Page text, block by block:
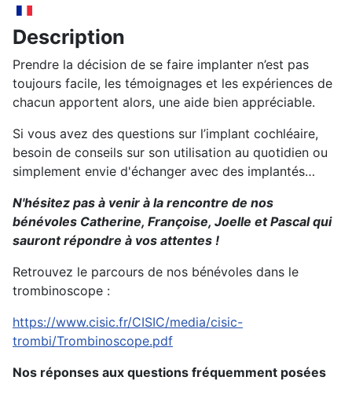
Description
Prendre la décision de se faire implanter n’est pas
toujours facile, les témoignages et les expériences de
chacun apportent alors, une aide bien appréciable.
Si vous avez des questions sur l’implant cochléaire,
besoin de conseils sur son utilisation au quotidien ou
simplement envie d'échanger avec des implantés…
N'hésitez pas à venir à la rencontre de nos
bénévoles Catherine, Françoise, Joelle et Pascal qui
sauront répondre à vos attentes !
Retrouvez le parcours de nos bénévoles dans le
trombinoscope :
https://www.cisic.fr/CISIC/media/cisic-
trombi/Trombinoscope.pdf
Nos réponses aux questions fréquemment posées